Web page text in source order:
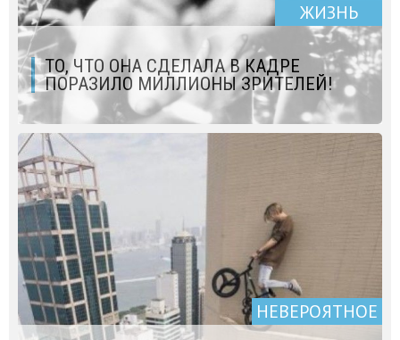
ЖИЗНЬ
ТО, ЧТО ОНА СДЕЛАЛА В КАДРЕ
ПОРАЗИЛО МИЛЛИОНЫ ЗРИТЕЛЕЙ!
НЕВЕРОЯТНОЕ